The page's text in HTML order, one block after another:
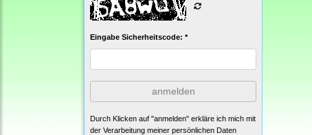
Eingabe Sicherheitscode: *
anmelden
Durch Klicken auf "anmelden" erkläre ich mich mit
der Verarbeitung meiner persönlichen Daten